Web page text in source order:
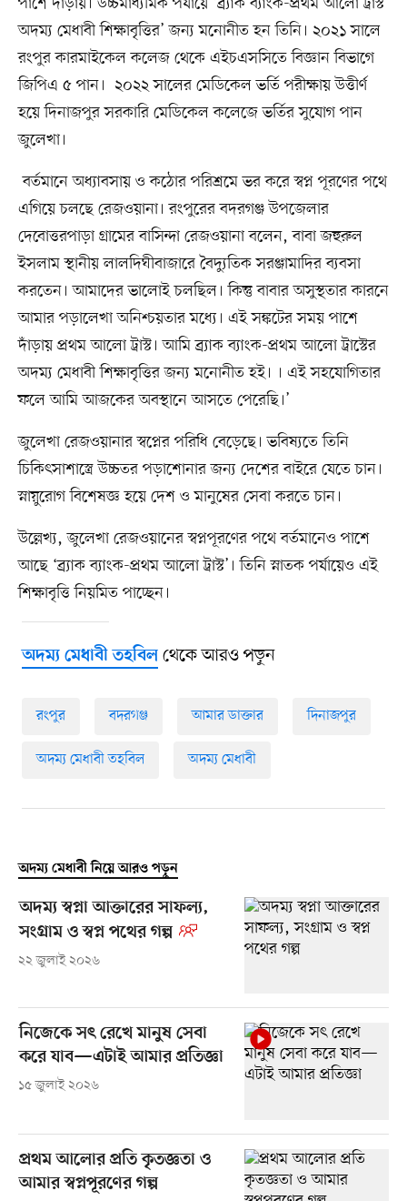
অদম্য মেধাবী শিক্ষাবৃত্তির’ জন্য মনোনীত হন তিনি। ২০২১ সালে
রংপুর কারমাইকেল কলেজ থেকে এইচএসসিতে বিজ্ঞান বিভাগে
জিপিএ ৫ পান। ২০২২ সালের মেডিকেল ভর্তি পরীক্ষায় উত্তীর্ণ
হয়ে দিনাজপুর সরকারি মেডিকেল কলেজে ভর্তির সুযোগ পান
জুলেখা।
বর্তমানে অধ্যাবসায় ও কঠোর পরিশ্রমে ভর করে স্বপ্ন পূরণের পথে
এগিয়ে চলছে রেজওয়ানা। রংপুরের বদরগঞ্জ উপজেলার
দেবোত্তরপাড়া গ্রামের বাসিন্দা রেজওয়ানা বলেন, বাবা জহুরুল
ইসলাম স্থানীয় লালদিঘীবাজারে বৈদ্যুতিক সরঞ্জামাদির ব্যবসা
করতেন। আমাদের ভালোই চলছিল। কিন্তু বাবার অসুস্থতার কারনে
আমার পড়ালেখা অনিশ্চয়তার মধ্যে। এই সঙ্কটের সময় পাশে
দাঁড়ায় প্রথম আলো ট্রাস্ট। আমি ব্র্যাক ব্যাংক-প্রথম আলো ট্রাস্টের
অদম্য মেধাবী শিক্ষাবৃত্তির জন্য মনোনীত হই। । এই সহযোগিতার
ফলে আমি আজকের অবস্থানে আসতে পেরেছি।’
জুলেখা রেজওয়ানার স্বপ্নের পরিধি বেড়েছে। ভবিষ্যতে তিনি
চিকিৎসাশাস্ত্রে উচ্চতর পড়াশোনার জন্য দেশের বাইরে যেতে চান।
স্নায়ুরোগ বিশেষজ্ঞ হয়ে দেশ ও মানুষের সেবা করতে চান।
উল্লেখ্য, জুলেখা রেজওয়ানের স্বপ্নপূরণের পথে বর্তমানেও পাশে
আছে ‘ব্র্যাক ব্যাংক-প্রথম আলো ট্রাস্ট’। তিনি স্নাতক পর্যায়েও এই
শিক্ষাবৃত্তি নিয়মিত পাচ্ছেন।
অদম্য মেধাবী তহবিলথেকে আরও পড়ুন
রংপুর বদরগঞ্জ আমার ডাক্তার দিনাজপুর
অদম্য মেধাবী তহবিল অদম্য মেধাবী
অদম্য মেধাবী নিয়ে আরও পড়ুন
অদম্য স্বপ্না আক্তারের সাফল্য,
সংগ্রাম ও স্বপ্ন পথের গল্প
২২ জুলাই ২০২৬
নিজেকে সৎ রেখে মানুষ সেবা
করে যাব—এটাই আমার প্রতিজ্ঞা
১৫ জুলাই ২০২৬
প্রথম আলোর প্রতি কৃতজ্ঞতা ও
আমার স্বপ্নপূরণের গল্প